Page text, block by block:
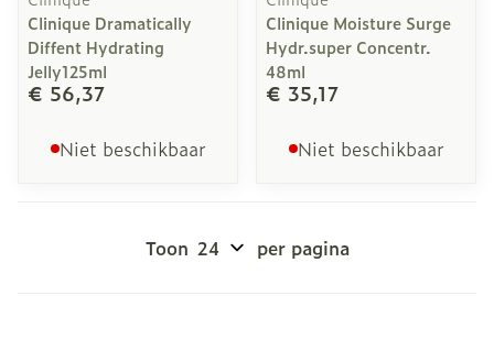
Clinique Dramatically
Diffent Hydrating
Jelly125ml
€ 56,37
Niet beschikbaar
Clinique Moisture Surge
Hydr.super Concentr.
48ml
€ 35,17
Niet beschikbaar
Toon per pagina